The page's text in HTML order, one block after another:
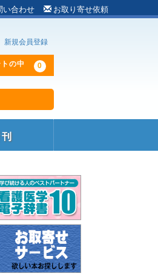
い合わせ お取り寄せ依頼
新規会員登録
の中 0